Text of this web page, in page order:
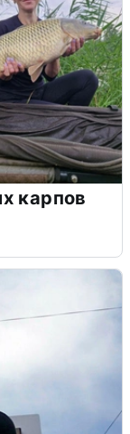
карпов